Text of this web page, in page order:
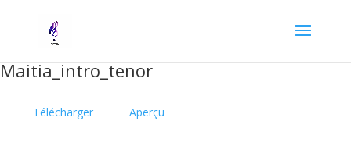
Maitia_intro_tenor
Télécharger Aperçu